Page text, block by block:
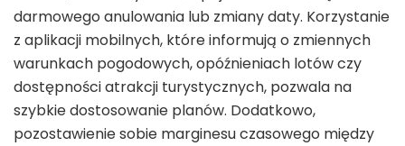
darmowego anulowania lub zmiany daty. Korzystanie
z aplikacji mobilnych, które informują o zmiennych
warunkach pogodowych, opóźnieniach lotów czy
dostępności atrakcji turystycznych, pozwala na
szybkie dostosowanie planów. Dodatkowo,
pozostawienie sobie marginesu czasowego między